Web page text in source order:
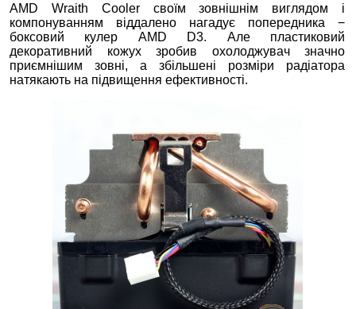
AMD Wraith Cooler своїм зовнішнім виглядом і
компонуванням віддалено нагадує попередника −
боксовий кулер AMD D3. Але пластиковий
декоративний кожух зробив охолоджувач значно
приємнішим зовні, а збільшені розміри радіатора
натякають на підвищення ефективності.